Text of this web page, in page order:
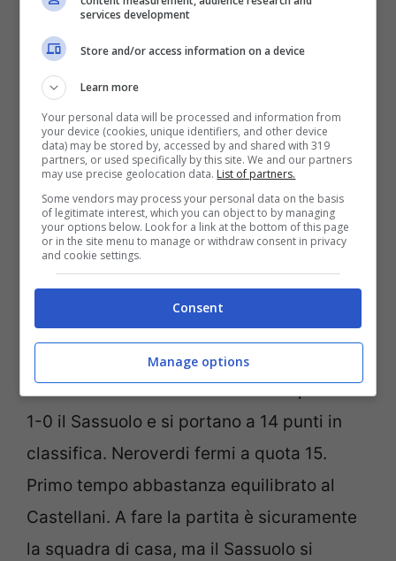
Note
Ciofani D. (C). Ammoniti: Fazio, Sepe (S);
Hendry, Sernicola (C). Angoli: 2-2.
Recupero: 1′ p.t.; 7′ s.t.
Serie A, l’Empoli ritrova il
successo: la rete di
Baldanzi manda k.o. il
Ritrova il successo l’Empoli dopo due
sconfitte consecutive. I toscani superano
1-0 il Sassuolo e si portano a 14 punti in
classifica. Neroverdi fermi a quota 15.
Primo tempo abbastanza equilibrato al
Castellani. A fare la partita è sicuramente
la squadra di casa, ma il Sassuolo si
services development
Store and/or access information on a device
Learn more
Your personal data will be processed and information from
your device (cookies, unique identifiers, and other device
data) may be stored by, accessed by and shared with 319
partners, or used specifically by this site. We and our partners
may use precise geolocation data. List of partners.
Some vendors may process your personal data on the basis
of legitimate interest, which you can object to by managing
your options below. Look for a link at the bottom of this page
or in the site menu to manage or withdraw consent in privacy
and cookie settings.
Consent
Manage options